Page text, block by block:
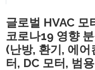
글로벌 HVAC 모
코로나19 영향
(난방, 환기, 에
터, DC 모터, 범